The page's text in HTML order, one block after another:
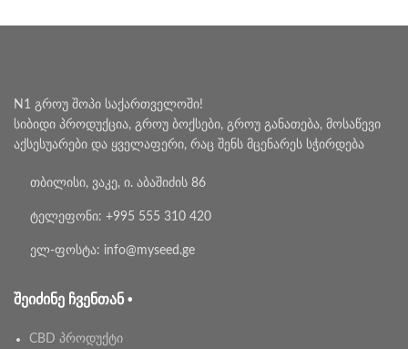
N1 გროუ შოპი საქართველოში!
სიბიდი პროდუქცია, გროუ ბოქსები, გროუ განათება, მოსაწევი
აქსესუარები და ყველაფერი, რაც შენს მცენარეს სჭირდება
თბილისი, ვაკე, ი. აბაშიძის 86
ტელეფონი: +995 555 310 420
ელ-ფოსტა: info@myseed.ge
ᲨᲔᲘᲫᲘᲜᲔ ᲩᲕᲔᲜᲗᲐᲜ •
CBD პროდუქტი